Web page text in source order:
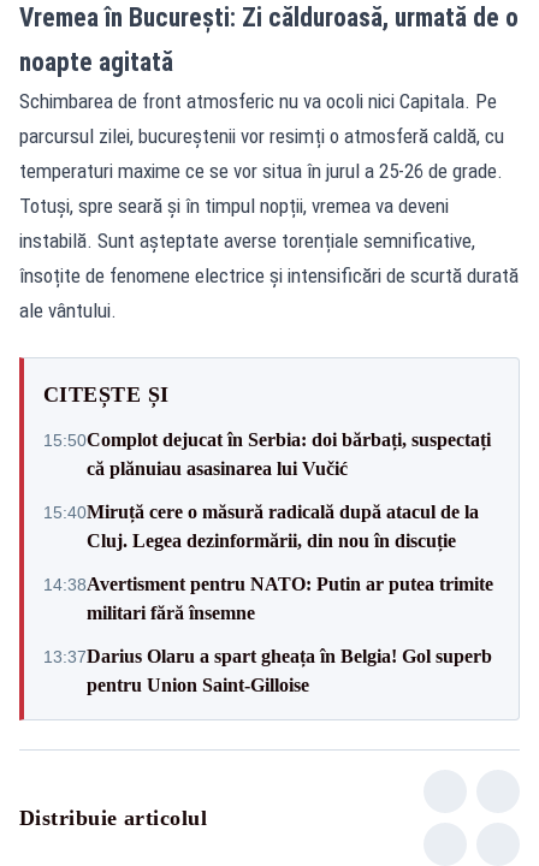
Vremea în București: Zi călduroasă, urmată de o
noapte agitată
Schimbarea de front atmosferic nu va ocoli nici Capitala. Pe
parcursul zilei, bucureștenii vor resimți o atmosferă caldă, cu
temperaturi maxime ce se vor situa în jurul a 25-26 de grade.
Totuși, spre seară și în timpul nopții, vremea va deveni
instabilă. Sunt așteptate averse torențiale semnificative,
însoțite de fenomene electrice și intensificări de scurtă durată
ale vântului.
CITEȘTE ȘI
15:50Complot dejucat în Serbia: doi bărbați, suspectați
că plănuiau asasinarea lui Vučić
15:40Miruță cere o măsură radicală după atacul de la
Cluj. Legea dezinformării, din nou în discuție
14:38Avertisment pentru NATO: Putin ar putea trimite
militari fără însemne
13:37Darius Olaru a spart gheața în Belgia! Gol superb
pentru Union Saint-Gilloise
Distribuie articolul